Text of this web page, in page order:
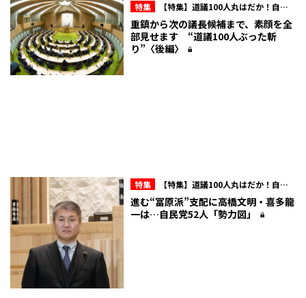
特集
【特集】道議100人丸はだか！自民
会派内のマル秘情報を赤裸々に！北海道議
会“ここだけの話”
重鎮から次の議長候補まで、素顔を全
部見せます “道議100人ぶった斬
り”〈後編〉
特集
【特集】道議100人丸はだか！自民
会派内のマル秘情報を赤裸々に！北海道議
会“ここだけの話”
進む“冨原派”支配に高橋文明・喜多龍
一は…自民党52人「勢力図」